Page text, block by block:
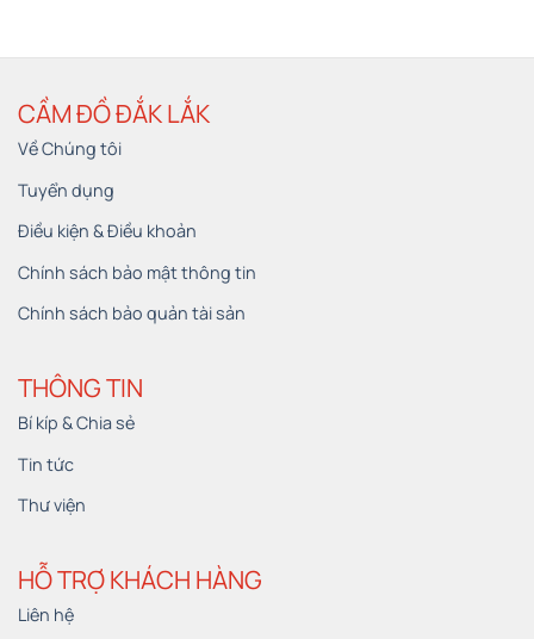
CẦM ĐỒ ĐẮK LẮK
Về Chúng tôi
Tuyển dụng
Điều kiện & Điều khoản
Chính sách bảo mật thông tin
Chính sách bảo quản tài sản
THÔNG TIN
Bí kíp & Chia sẻ
Tin tức
Thư viện
HỖ TRỢ KHÁCH HÀNG
Liên hệ